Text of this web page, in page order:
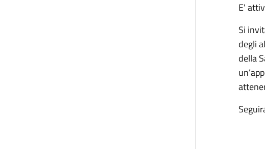
E'
Si
degli
della